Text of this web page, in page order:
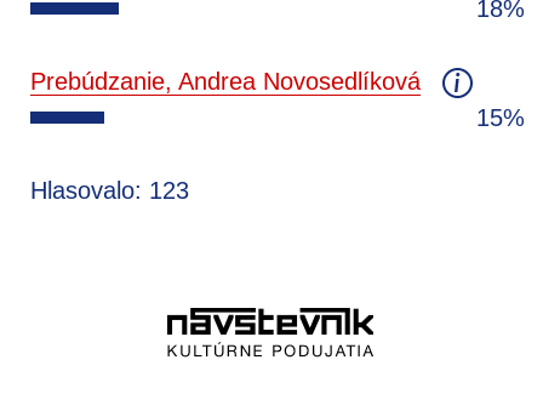
18%
Prebúdzanie, Andrea Novosedlíková
15%
Hlasovalo: 123